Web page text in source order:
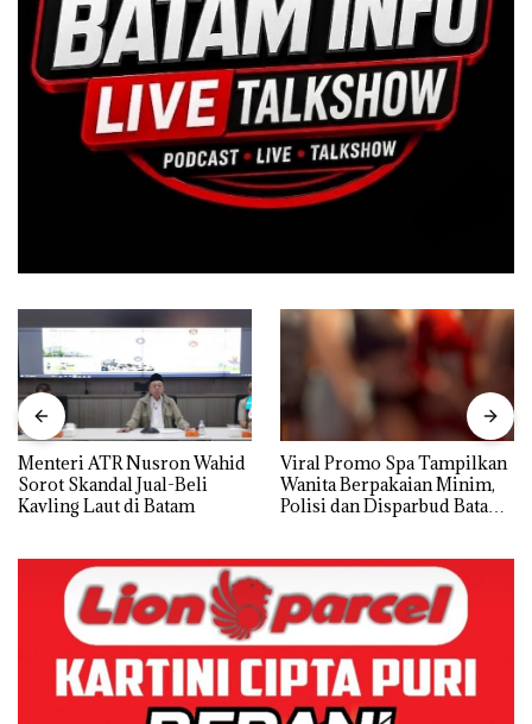
Menteri ATR Nusron Wahid
Sorot Skandal Jual-Beli
Kavling Laut di Batam
Viral Promo Spa Tampilkan
Wanita Berpakaian Minim,
Polisi dan Disparbud Batam